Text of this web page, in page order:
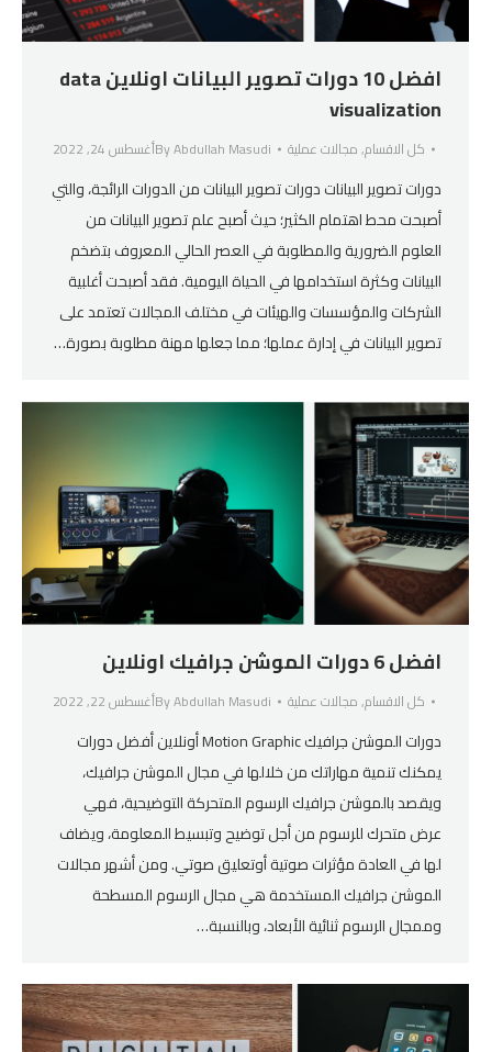
افضل 10 دورات تصوير البيانات اونلاين data
visualization
كل الاقسام,مجالات عملية ByAbdullah Masudi أغسطس 24, 2022
دورات تصوير البيانات دورات تصوير البيانات من الدورات الرائجة، والتي
أصبحت محط اهتمام الكثير؛ حيث أصبح علم تصوير البيانات من
العلوم الضرورية والمطلوبة في العصر الحالي المعروف بتضخم
البيانات وكثرة استخدامها في الحياة اليومية. فقد أصبحت أغلبية
الشركات والمؤسسات والهيئات في مختلف المجالات تعتمد على
تصوير البيانات في إدارة عملها؛ مما جعلها مهنة مطلوبة بصورة…
افضل 6 دورات الموشن جرافيك اونلاين
كل الاقسام,مجالات عملية ByAbdullah Masudi أغسطس 22, 2022
دورات الموشن جرافيك Motion Graphic أونلاين أفضل دورات
يمكنك تنمية مهاراتك من خلالها في مجال الموشن جرافيك،
ويقصد بالموشن جرافيك الرسوم المتحركة التوضيحية، فهي
عرض متحرك للرسوم من أجل توضيح وتبسيط المعلومة، ويضاف
لها في العادة مؤثرات صوتية أوتعليق صوتي. ومن أشهر مجالات
الموشن جرافيك المستخدمة هي مجال الرسوم المسطحة
وممجال الرسوم ثنائية الأبعاد، وبالنسبة…